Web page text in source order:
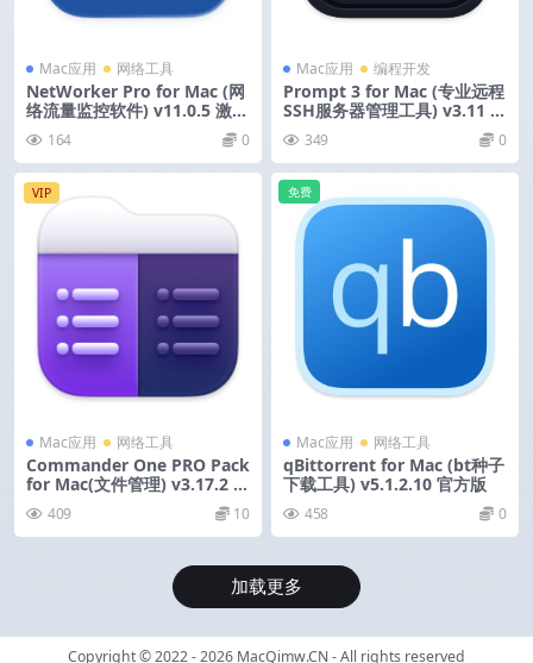
Mac应用 网络工具
NetWorker Pro for Mac (网
络流量监控软件) v11.0.5 激活
版 164 0
Mac应用 编程开发
Prompt 3 for Mac (专业远程
SSH服务器管理工具) v3.11 激
活版349 0
VIP
Mac应用 网络工具
Commander One PRO Pack
for Mac(文件管理) v3.17.2 中
文激活版
409 10
Mac应用 网络工具
qBittorrent for Mac (bt种子
下载工具) v5.1.2.10 官方版
免费
458 0
加载更多
Copyright © 2022 - 2026 MacQimw.CN - All rights reserved